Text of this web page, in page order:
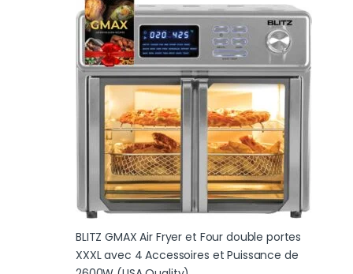
BLITZ GMAX Air Fryer et Four double portes
XXXL avec 4 Accessoires et Puissance de